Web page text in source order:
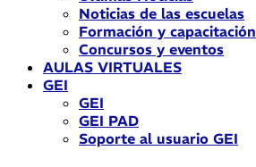
Noticias de las escuelas
Formación y capacitación
Concursos y eventos
AULAS VIRTUALES
GEI
GEI
GEI PAD
Soporte al usuario GEI